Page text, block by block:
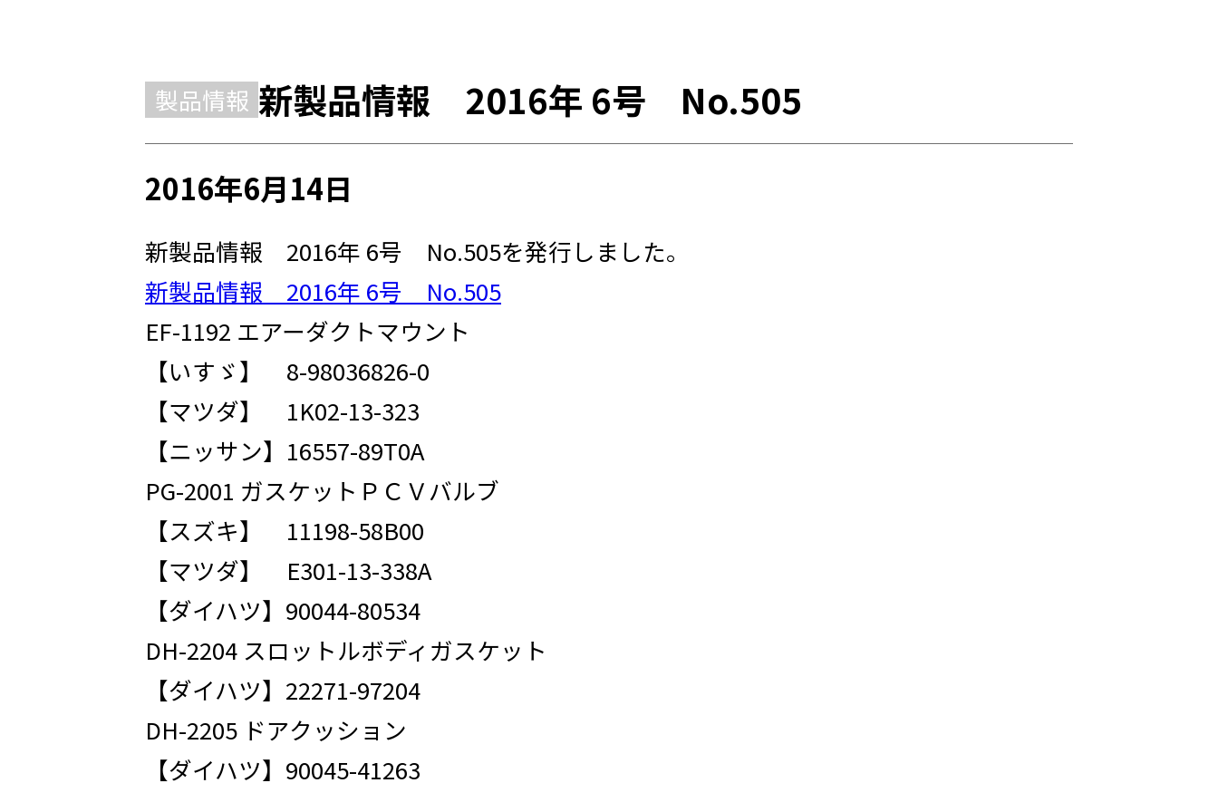
製品情報 新製品情報 2016年 6号 No.505
2016年6月14日
新製品情報 2016年 6号 No.505を発行しました。
新製品情報 2016年 6号 No.505
EF-1192 エアーダクトマウント
【いすゞ】 8-98036826-0
【マツダ】 1K02-13-323
【ニッサン】16557-89T0A
PG-2001 ガスケットＰＣＶバルブ
【スズキ】 11198-58B00
【マツダ】 E301-13-338A
【ダイハツ】90044-80534
DH-2204 スロットルボディガスケット
【ダイハツ】22271-97204
DH-2205 ドアクッション
【ダイハツ】90045-41263